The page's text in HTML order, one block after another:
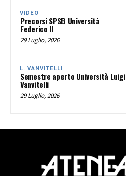
VIDEO
Precorsi SPSB Università
Federico II
29 Luglio, 2026
L. VANVITELLI
Semestre aperto Università Luigi
Vanvitelli
29 Luglio, 2026